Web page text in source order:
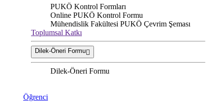
PUKÖ Kontrol Formları
Online PUKÖ Kontrol Formu
Mühendislik Fakültesi PUKÖ Çevrim Şeması
Toplumsal Katkı
Dilek-Öneri Formu
Dilek-Öneri Formu
Öğrenci